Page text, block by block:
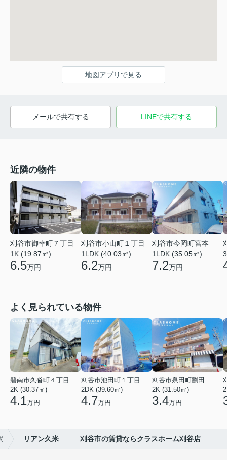
地図アプリで見る
メールで共有する LINEで共有する
近隣の物件
刈谷市御幸町７丁目
1K (19.87㎡)
6.5万円
刈谷市小山町１丁目
1LDK (40.03㎡)
6.2万円
刈谷市今岡町宮本
1LDK (35.05㎡)
7.2万円
よく見られている物件
碧南市久沓町４丁目
2K (30.37㎡)
4.1万円
刈谷市池田町１丁目
2DK (39.60㎡)
4.7万円
刈谷市泉田町割田
2K (31.50㎡)
3.4万円
リアン久米 刈谷市の賃貸ならクラスホーム刈谷店